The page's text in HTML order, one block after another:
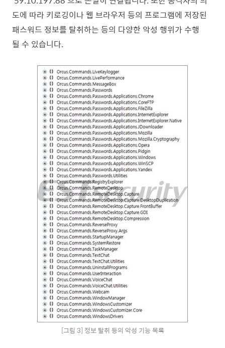
도에 따라 키로깅이나 웹 브라우저 등의 프로그램에 저장된
패스워드 정보를 탈취하는 등의 다양한 악성 행위가 수행
될 수 있습니다.
[그림 3] 정보 탈취 등의 악성 기능 목록